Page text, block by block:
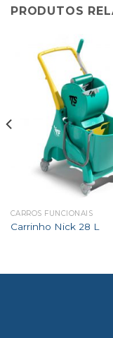
PRODUTOS
CARROS FUNCIONAIS
Carrinho Nick 28 L